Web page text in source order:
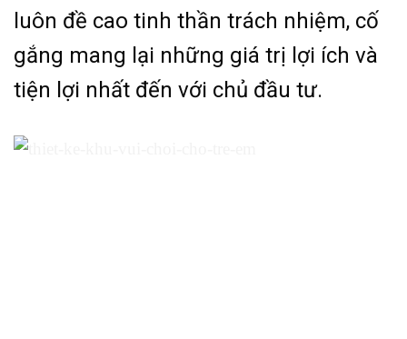
luôn đề cao tinh thần trách nhiệm, cố
gắng mang lại những giá trị lợi ích và
tiện lợi nhất đến với chủ đầu tư.